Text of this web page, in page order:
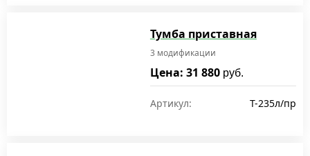
Тумба приставная
3 модификации
Цена: 31 880 руб.
Артикул: T-235л/пр